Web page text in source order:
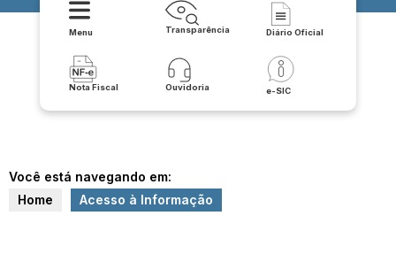
Menu Transparência Diário Oficial
Nota Fiscal Ouvidoria e-SIC
Você está navegando em:
Home
Acesso à Informação